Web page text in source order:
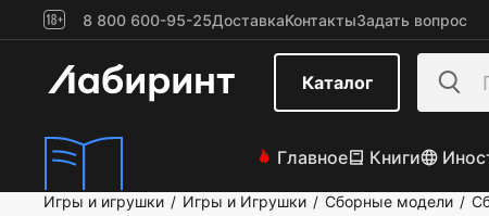
8 800 600-95-25ДоставкаКонтактыЗадать вопрос
Каталог
Главное Книги
Игры и игрушки / Игры и Игрушки / Сборные модели /